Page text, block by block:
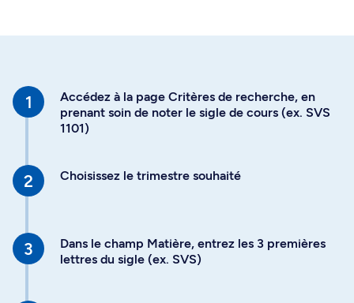
Accédez à la page Critères de recherche, en
prenant soin de noter le sigle de cours (ex. SVS
1101)
Choisissez le trimestre souhaité
Dans le champ Matière, entrez les 3 premières
lettres du sigle (ex. SVS)